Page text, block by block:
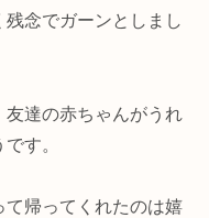
念でガーンとしまし
達の赤ちゃんがうれ
す。
て帰ってくれたのは嬉